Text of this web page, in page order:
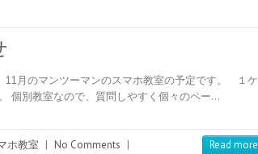
月のマンツーマンのスマホ教室の予定です。 １ケ
個別教室なので、質問しやすく個々のペー…
ホ教室 | No Comments | Read more